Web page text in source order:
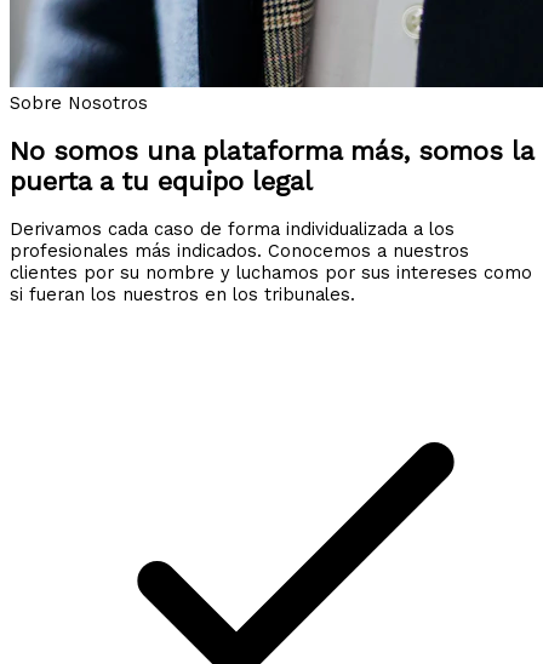
Sobre Nosotros
No somos una plataforma más, somos la
puerta a tu equipo legal
Derivamos cada caso de forma individualizada a los
profesionales más indicados. Conocemos a nuestros
clientes por su nombre y luchamos por sus intereses como
si fueran los nuestros en los tribunales.